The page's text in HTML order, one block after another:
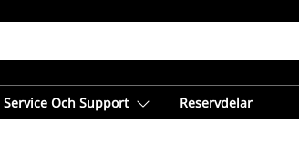
Service Och Support Reservdelar